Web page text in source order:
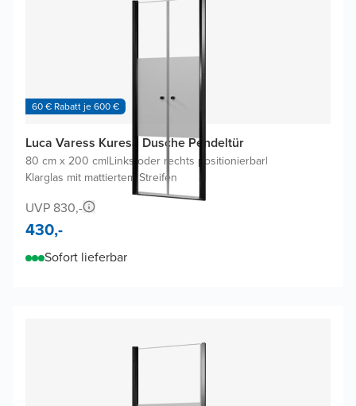
60 € Rabatt je 600 €
Luca Varess Kuresa Dusche Pendeltür
80 cm x 200 cm|Links oder rechts positionierbar|
Klarglas mit mattiertem Streifen
UVP 830,-
430,-
Sofort lieferbar